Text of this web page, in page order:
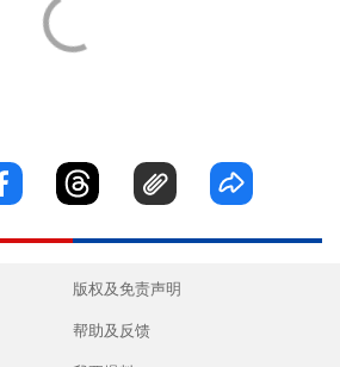
版权及免责声明
帮助及反馈